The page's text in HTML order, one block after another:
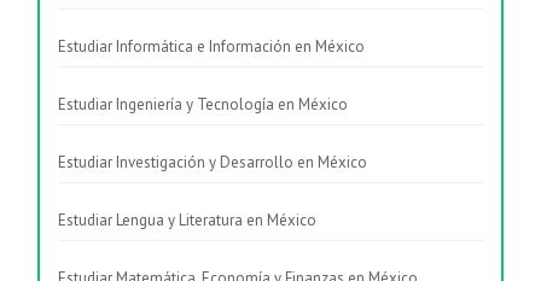
Estudiar Informática e Información en México
Estudiar Ingeniería y Tecnología en México
Estudiar Investigación y Desarrollo en México
Estudiar Lengua y Literatura en México